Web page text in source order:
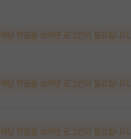
해당 댓글을 보려면 로그인이 필요합니다.
해당 댓글을 보려면 로그인이 필요합니다.
해당 댓글을 보려면 로그인이 필요합니다.